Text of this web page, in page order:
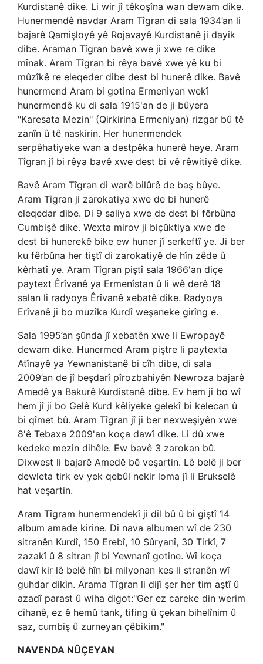
Kurdistanê dike. Li wir jî têkoşîna wan dewam dike.
Hunermendê navdar Aram Tîgran di sala 1934’an li
bajarê Qamişloyê yê Rojavayê Kurdistanê ji dayik
dibe. Araman Tîgran bavê xwe ji xwe re dike
mînak. Aram Tîgran bi rêya bavê xwe yê ku bi
mûzîkê re eleqeder dibe dest bi hunerê dike. Bavê
hunermend Aram bi gotina Ermeniyan wekî
hunermendê ku di sala 1915'an de ji bûyera
"Karesata Mezin" (Qirkirina Ermeniyan) rizgar bû tê
zanîn û tê naskirin. Her hunermendek
serpêhatiyeke wan a destpêka hunerê heye. Aram
Tîgran jî bi rêya bavê xwe dest bi vê rêwitiyê dike.
Bavê Aram Tîgran di warê bilûrê de baş bûye.
Aram Tîgran ji zarokatiya xwe de bi hunerê
eleqedar dibe. Di 9 saliya xwe de dest bi fêrbûna
Cumbişê dike. Wexta mirov ji biçûktiya xwe de
dest bi hunerekê bike ew huner jî serkeftî ye. Ji ber
ku fêrbûna her tiştî di zarokatiyê de hîn zêde û
kêrhatî ye. Aram Tîgran piştî sala 1966'an diçe
paytext Êrîvanê ya Ermenîstan û li wê derê 18
salan li radyoya Êrîvanê xebatê dike. Radyoya
Erîvanê ji bo muzîka Kurdî weşaneke girîng e.
Sala 1995’an şûnda jî xebatên xwe li Ewropayê
dewam dike. Hunermed Aram piştre li paytexta
Atînayê ya Yewnanistanê bi cîh dibe, di sala
2009’an de jî beşdarî pîrozbahiyên Newroza bajarê
Amedê ya Bakurê Kurdistanê dibe. Ev hem ji bo wî
hem jî ji bo Gelê Kurd kêliyeke gelekî bi kelecan û
bi qîmet bû. Aram Tîgran jî ji ber nexweşiyên xwe
8'ê Tebaxa 2009'an koça dawî dike. Li dû xwe
kedeke mezin dihêle. Ew bavê 3 zarokan bû.
Dixwest li bajarê Amedê bê veşartin. Lê belê ji ber
dewleta tirk ev yek qebûl nekir loma jî li Brukselê
hat veşartin.
Aram Tîgram hunermendekî ji dil bû û bi giştî 14
album amade kirine. Di nava albumen wî de 230
sitranên Kurdî, 150 Erebî, 10 Sûryanî, 30 Tirkî, 7
zazakî û 8 sitran jî bi Yewnanî gotine. Wî koça
dawî kir lê belê hîn bi milyonan kes li stranên wî
guhdar dikin. Arama Tîgran li dijî şer her tim aştî û
azadî parast û wiha digot:"Ger ez careke din werim
cîhanê, ez ê hemû tank, tifing û çekan bihelînim û
saz, cumbiş û zurneyan çêbikim."
NAVENDA NÛÇEYAN